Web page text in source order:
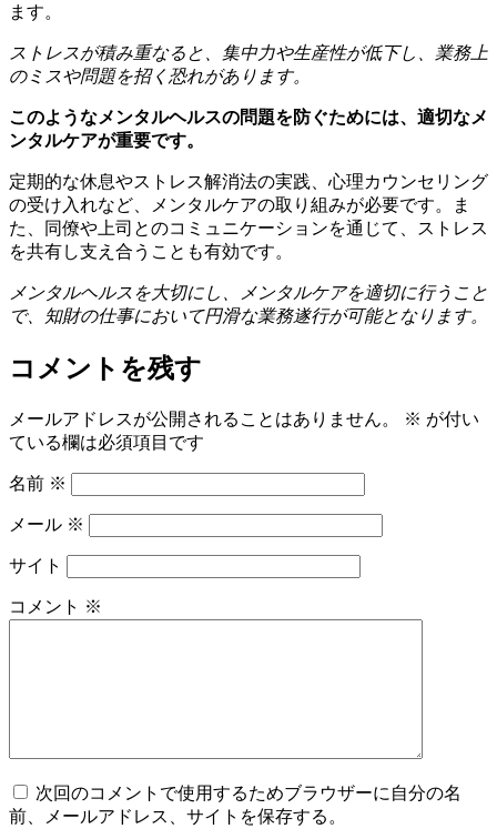
ます。
ストレスが積み重なると、集中力や生産性が低下し、業務上
のミスや問題を招く恐れがあります。
このようなメンタルヘルスの問題を防ぐためには、適切なメ
ンタルケアが重要です。
定期的な休息やストレス解消法の実践、心理カウンセリング
の受け入れなど、メンタルケアの取り組みが必要です。ま
た、同僚や上司とのコミュニケーションを通じて、ストレス
を共有し支え合うことも有効です。
メンタルヘルスを大切にし、メンタルケアを適切に行うこと
で、知財の仕事において円滑な業務遂行が可能となります。
コメントを残す
メールアドレスが公開されることはありません。 ※ が付い
ている欄は必須項目です
名前 ※
メール ※
サイト
コメント ※
次回のコメントで使用するためブラウザーに自分の名
前、メールアドレス、サイトを保存する。